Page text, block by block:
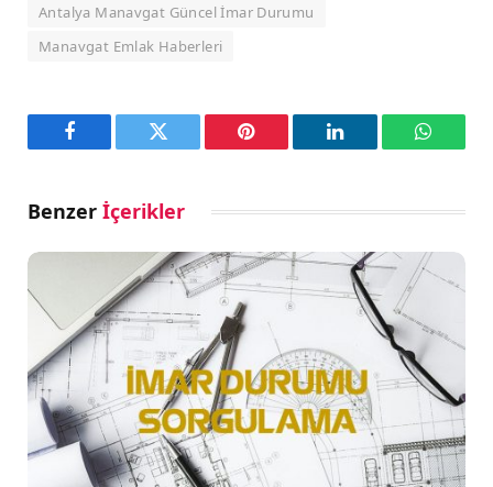
Antalya Manavgat Güncel İmar Durumu
Manavgat Emlak Haberleri
Facebook Twitter Pinterest LinkedIn
Benzer İçerikler